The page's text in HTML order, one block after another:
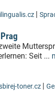
|
Seit ...
toner.cz |